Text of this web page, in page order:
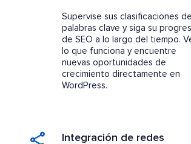
Supervise sus clasificaciones de
palabras clave y siga su
de SEO a lo largo del tiempo.
lo que funciona y encuentre
nuevas oportunidades de
crecimiento directamente en
WordPress.
Integración de redes